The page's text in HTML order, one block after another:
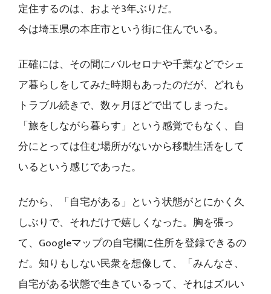
定住するのは、およそ3年ぶりだ。
今は埼玉県の本庄市という街に住んでいる。
正確には、その間にバルセロナや千葉などでシェ
ア暮らしをしてみた時期もあったのだが、どれも
トラブル続きで、数ヶ月ほどで出てしまった。
「旅をしながら暮らす」という感覚でもなく、自
分にとっては住む場所がないから移動生活をして
いるという感じであった。
だから、「自宅がある」という状態がとにかく久
しぶりで、それだけで嬉しくなった。胸を張っ
て、Googleマップの自宅欄に住所を登録できるの
だ。知りもしない民衆を想像して、「みんなさ、
自宅がある状態で生きているって、それはズルい